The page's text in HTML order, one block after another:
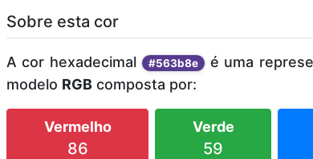
Sobre esta cor
A cor hexadecimal #563b8e é uma
modelo RGB composta por:
Vermelho
86
Verde
59